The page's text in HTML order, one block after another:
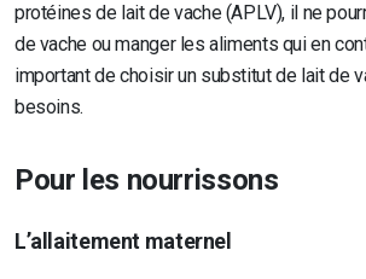
protéines de lait de vache (APLV), il ne
de vache ou manger les aliments qui en
important de choisir un substitut de lait de
besoins.
Pour les nourrissons
L’allaitement maternel